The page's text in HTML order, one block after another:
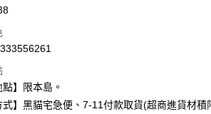
庫商業銀行
業銀行
業儲蓄銀行
華商業銀行
兆豐國際商業銀行
款
點】限本島。
式】黑貓宅急便、7-11付款取貨(超商進貨材積